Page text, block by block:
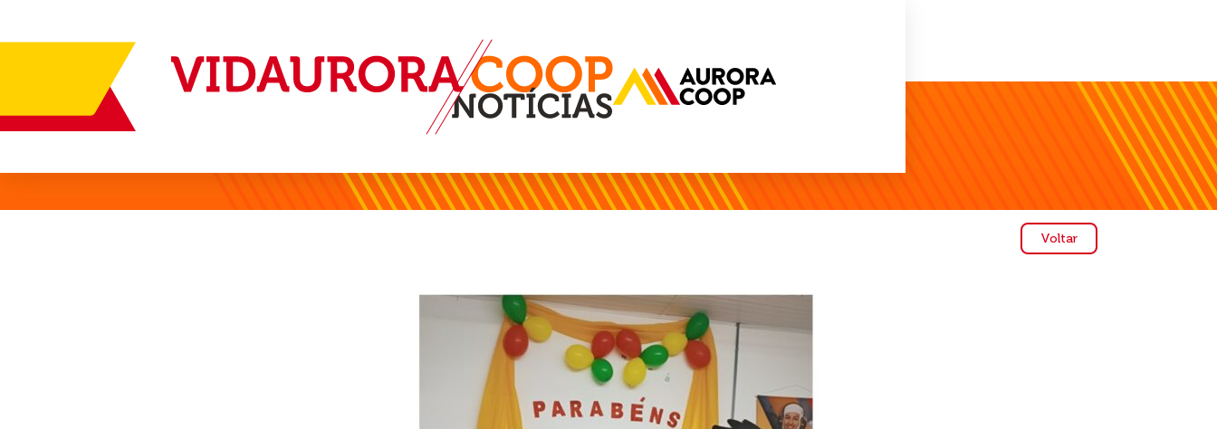
Voltar